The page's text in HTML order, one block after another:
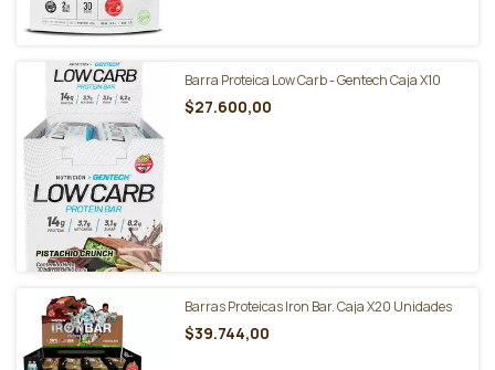
Barra Proteica Low Carb - Gentech Caja X10
$27.600,00
Barras Proteicas Iron Bar. Caja X20 Unidades
$39.744,00